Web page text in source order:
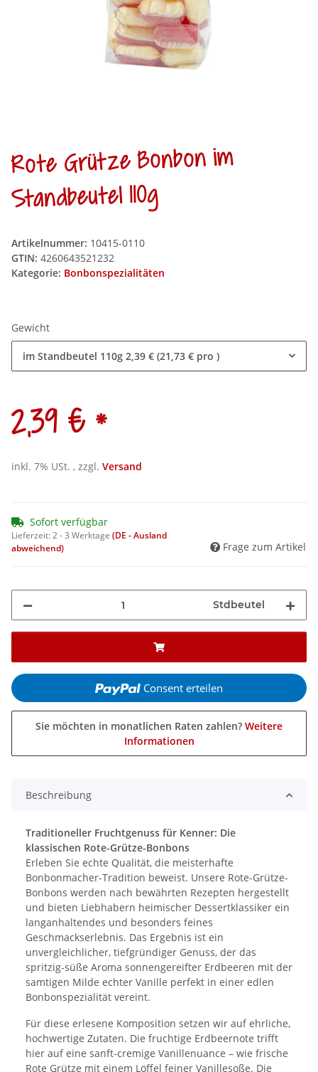
Rote Grütze Bonbon im
Standbeutel 110g
Artikelnummer: 10415-0110
GTIN: 4260643521232
Kategorie: Bonbonspezialitäten
Gewicht
im Standbeutel 110g 2,39 € (21,73 € pro )
2,39 €*
inkl. 7% USt. , zzgl. Versand
Sofort verfügbar
Lieferzeit:2 - 3 Werktage (DE - Ausland
abweichend)
Frage zum Artikel
Stdbeutel
Consent erteilen
Sie möchten in monatlichen Raten zahlen? Weitere
Informationen
Beschreibung
Traditioneller Fruchtgenuss für Kenner: Die
klassischen Rote-Grütze-Bonbons
Erleben Sie echte Qualität, die meisterhafte
Bonbonmacher-Tradition beweist. Unsere Rote-Grütze-
Bonbons werden nach bewährten Rezepten hergestellt
und bieten Liebhabern heimischer Dessertklassiker ein
langanhaltendes und besonders feines
Geschmackserlebnis. Das Ergebnis ist ein
unvergleichlicher, tiefgründiger Genuss, der das
spritzig-süße Aroma sonnengereifter Erdbeeren mit der
samtigen Milde echter Vanille perfekt in einer edlen
Bonbonspezialität vereint.
Für diese erlesene Komposition setzen wir auf ehrliche,
hochwertige Zutaten. Die fruchtige Erdbeernote trifft
hier auf eine sanft-cremige Vanillenuance – wie frische
Rote Grütze mit einem Löffel feiner Vanillesoße. Die